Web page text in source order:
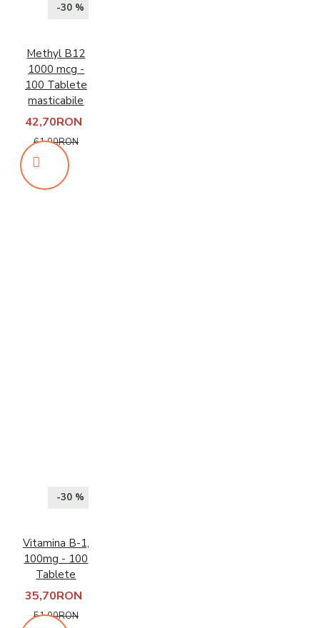
-30 %
Methyl B12
1000 mcg -
100 Tablete
masticabile
42,70RON
61,00RON
-30 %
Vitamina B-1,
100mg - 100
Tablete
35,70RON
51,00RON